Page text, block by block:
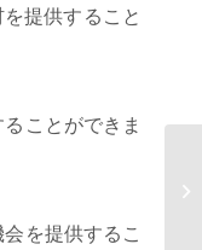
提供すること
ことができま
を提供するこ